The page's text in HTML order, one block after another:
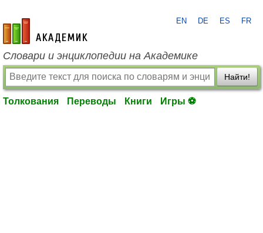
academic.ru
EN DE ES FR
Словари и энциклопедии на Академике
Найти!
Толкования Переводы Книги Игры ⚽